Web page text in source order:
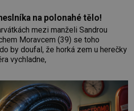
na polonahé tělo!
mezi manželi Sandrou
Moravcem (39) se toho
by doufal, že horká zem u herečky
vychladne,